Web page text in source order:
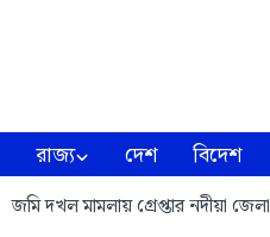
রাজ্য দেশ বিদেশ
জমি দখল মামলায় গ্রেপ্তার নদীয়া